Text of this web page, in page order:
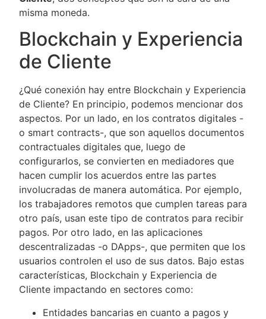
misma moneda.
Blockchain y Experiencia
de Cliente
¿Qué conexión hay entre Blockchain y Experiencia
de Cliente? En principio, podemos mencionar dos
aspectos. Por un lado, en los contratos digitales -
o smart contracts-, que son aquellos documentos
contractuales digitales que, luego de
configurarlos, se convierten en mediadores que
hacen cumplir los acuerdos entre las partes
involucradas de manera automática. Por ejemplo,
los trabajadores remotos que cumplen tareas para
otro país, usan este tipo de contratos para recibir
pagos. Por otro lado, en las aplicaciones
descentralizadas -o DApps-, que permiten que los
usuarios controlen el uso de sus datos. Bajo estas
características, Blockchain y Experiencia de
Cliente impactando en sectores como:
Entidades bancarias en cuanto a pagos y